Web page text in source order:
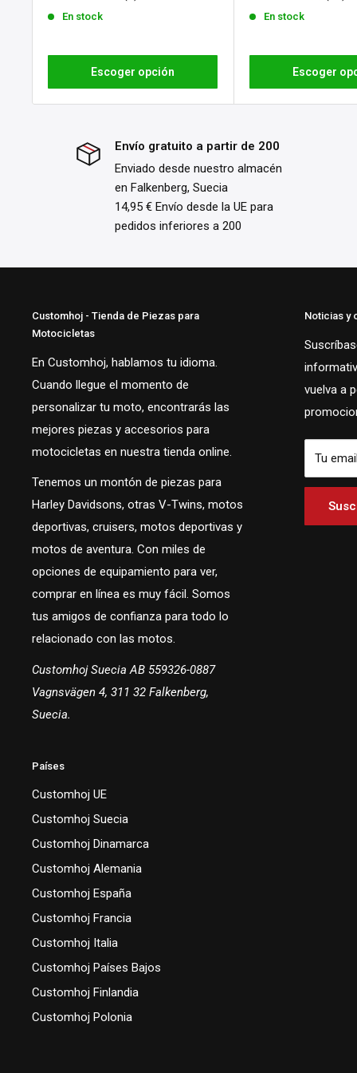
En stock
Escoger opción
En stock
Escoger
Envío gratuito a partir de 200
Enviado desde nuestro almacén
en Falkenberg, Suecia
14,95 € Envío desde la UE para
pedidos inferiores a 200
Customhoj - Tienda de Piezas para
Motocicletas
En Customhoj, hablamos tu idioma.
Cuando llegue el momento de
personalizar tu moto, encontrarás las
mejores piezas y accesorios para
motocicletas en nuestra tienda online.
Tenemos un montón de piezas para
Harley Davidsons, otras V-Twins, motos
deportivas, cruisers, motos deportivas y
motos de aventura. Con miles de
opciones de equipamiento para ver,
comprar en línea es muy fácil. Somos
tus amigos de confianza para todo lo
relacionado con las motos.
Customhoj Suecia AB 559326-0887
Vagnsvägen 4, 311 32 Falkenberg,
Suecia.
Noticias y
vuelva a
Tu email
Países
Customhoj UE
Customhoj Suecia
Customhoj Dinamarca
Customhoj Alemania
Customhoj España
Customhoj Francia
Customhoj Italia
Customhoj Países Bajos
Customhoj Finlandia
Customhoj Polonia